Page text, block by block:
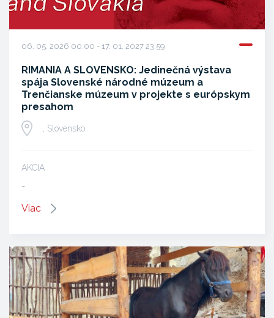
06. 05. 2026 00:00 - 17. 01. 2027 23:59
RIMANIA A SLOVENSKO: Jedinečná výstava
spája Slovenské národné múzeum a
Trenčianske múzeum v projekte s európskym
presahom
, Slovensko
AKCIA
Viac